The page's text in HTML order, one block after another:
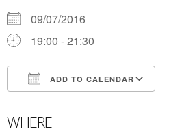
09/07/2016
19:00 - 21:30
ADD TO CALENDAR
WHERE